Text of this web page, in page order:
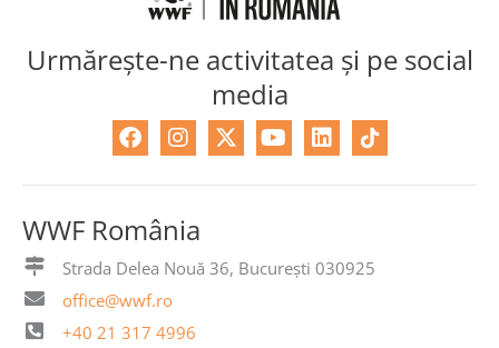
Urmărește-ne activitatea și pe social
media
F
a
b
o
o
I
n
a
g
r
X
-
t
e
Y
o
e
L
i
i
WWF România
Strada Delea Nouă 36, București 030925
office@wwf.ro
+40 21 317 4996